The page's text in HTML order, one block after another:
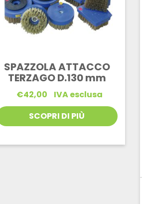
SPAZZOLA ATTACCO
TERZAGO D.130 mm
€42,00
IVA esclusa
SCOPRI DI PIÙ